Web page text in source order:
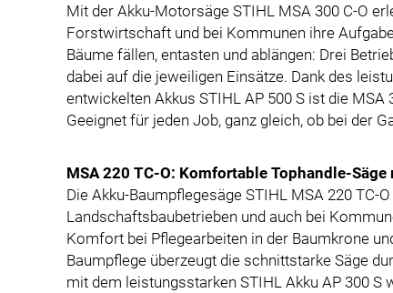
Mit der Akku-Motorsäge STIHL MSA 300 C-O
Forstwirtschaft und bei Kommunen ihre
Bäume fällen, entasten und ablängen: Drei
dabei auf die jeweiligen Einsätze. Dank des
entwickelten Akkus STIHL AP 500 S ist die
Geeignet für jeden Job, ganz gleich, ob bei der
MSA 220 TC-O: Komfortable Tophandle-
Die Akku-Baumpflegesäge STIHL MSA 220 TC-
Landschaftsbaubetrieben und auch bei
Komfort bei Pflegearbeiten in der Baumkrone
Baumpflege überzeugt die schnittstarke Säge
mit dem leistungsstarken STIHL Akku AP 300